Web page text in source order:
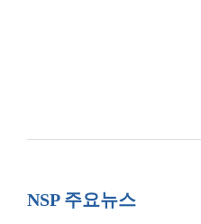
NSP 주요뉴스